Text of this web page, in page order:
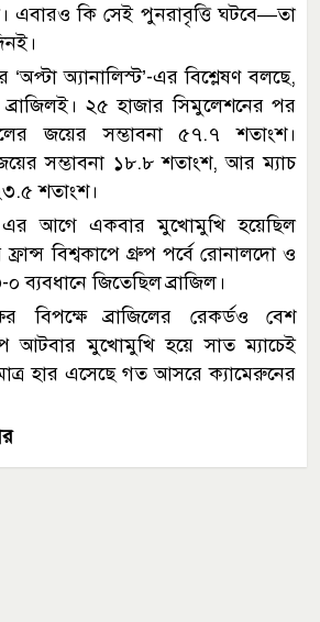
এবারও কি সেই পুনরাবৃত্তি ঘটবে—তা
অ্যানালিস্ট’-এর বিশ্লেষণ বলছে,
ব্রাজিলই। ২৫ হাজার সিমুলেশনের পর
জয়ের সম্ভাবনা ৫৭.৭ শতাংশ।
সম্ভাবনা ১৮.৮ শতাংশ, আর ম্যাচ
শতাংশ।
এর আগে একবার মুখোমুখি হয়েছিল
বিশ্বকাপে গ্রুপ পর্বে রোনালদো ও
ব্যবধানে জিতেছিল ব্রাজিল।
বিপক্ষে ব্রাজিলের রেকর্ডও বেশ
আটবার মুখোমুখি হয়ে সাত ম্যাচেই
হার এসেছে গত আসরে ক্যামেরুনের